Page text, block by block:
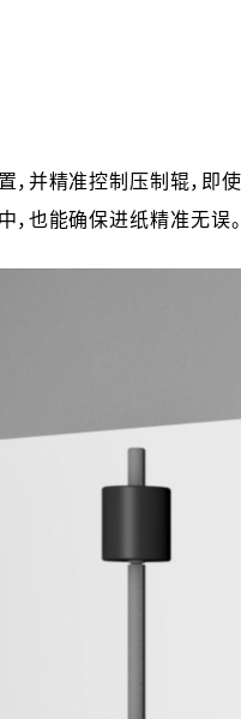
，并精准控制压制辊，即
，也能确保进纸精准无误